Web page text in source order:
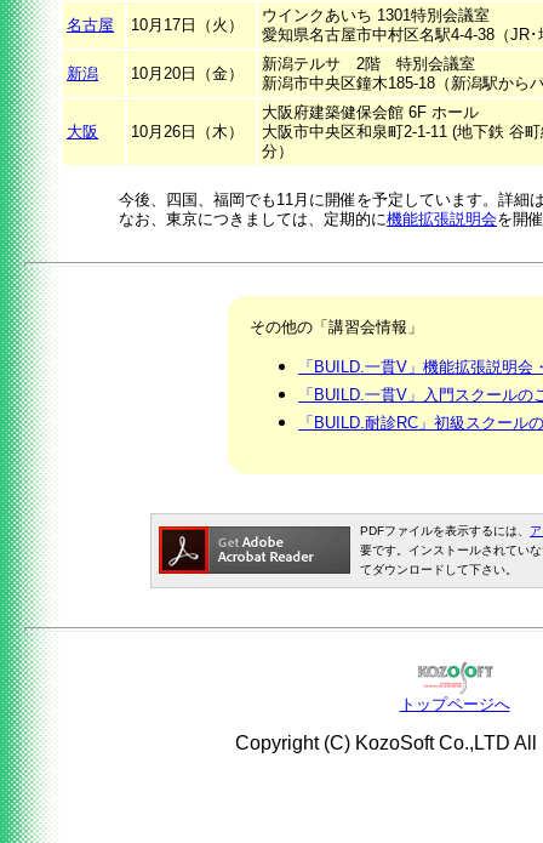
名古屋 10月17日（火）
ウインクあいち 1301特別会議室
愛知県名古屋市中村区名駅4-4-38（JR
新潟 10月20日（金）
新潟テルサ 2階 特別会議室
新潟市中央区鐘木185-18（新潟駅から
大阪 10月26日（木）
大阪府建築健保会館 6F ホール
大阪市中央区和泉町2-1-11 (地下鉄 谷
分）
今後、四国、福岡でも11月に開催を予定しています。詳細
なお、東京につきましては、定期的に機能拡張説明会を開
その他の「講習会情報」
「BUILD.一貫V」機能拡張説明会
「BUILD.一貫V」入門スクールの
「BUILD.耐診RC」初級スクール
PDFファイルを表示するには、
要です。インストールされてい
てダウンロードして下さい。
トップページへ
Copyright (C) KozoSoft Co.,LTD All